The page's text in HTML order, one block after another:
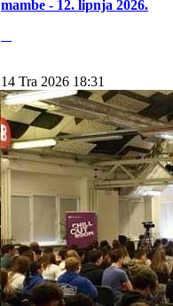
mambe - 12. lipnja 2026.
14 Tra 2026 18:31